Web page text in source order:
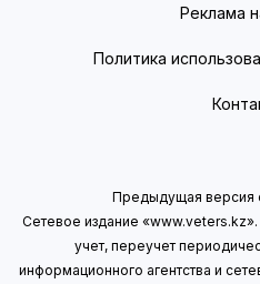
Реклама
Политика
Предыдущая версия
Сетевое издание
учет, переучет
информационного агентства и